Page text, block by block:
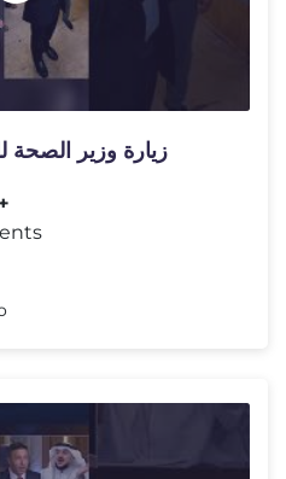
زيارة وزير